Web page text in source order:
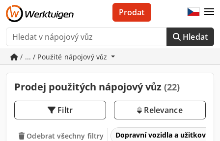
Hledat
Prodat
/ ... / Použité nápojový vůz
Prodej použitých nápojový vůz (22)
Filtr Relevance
Odebrat všechny filtry Dopravní vozidla a užitková